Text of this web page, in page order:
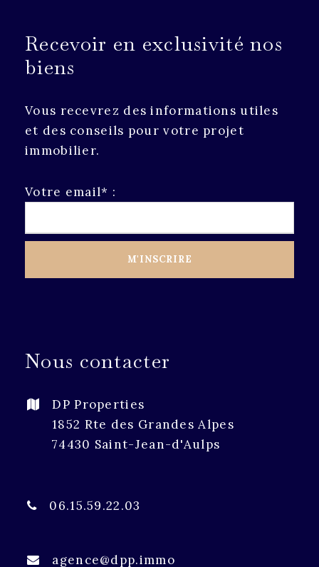
Recevoir en exclusivité nos
biens
Vous recevrez des informations utiles
et des conseils pour votre projet
immobilier.
Votre email* :
Nous contacter
DP Properties
1852 Rte des Grandes Alpes
74430 Saint-Jean-d'Aulps
06.15.59.22.03
agence@dpp.immo